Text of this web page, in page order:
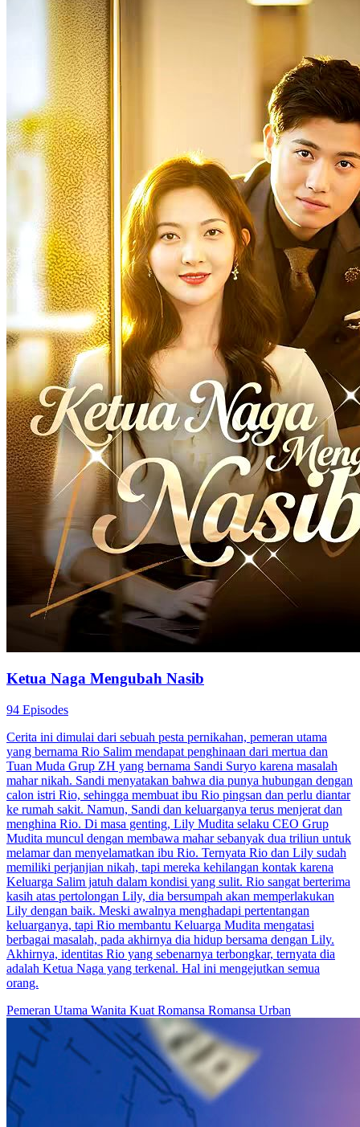
Ketua Naga Mengubah Nasib
94 Episodes
Cerita ini dimulai dari sebuah pesta pernikahan, pemeran utama
yang bernama Rio Salim mendapat penghinaan dari mertua dan
Tuan Muda Grup ZH yang bernama Sandi Suryo karena masalah
mahar nikah. Sandi menyatakan bahwa dia punya hubungan dengan
calon istri Rio, sehingga membuat ibu Rio pingsan dan perlu diantar
ke rumah sakit. Namun, Sandi dan keluarganya terus menjerat dan
menghina Rio. Di masa genting, Lily Mudita selaku CEO Grup
Mudita muncul dengan membawa mahar sebanyak dua triliun untuk
melamar dan menyelamatkan ibu Rio. Ternyata Rio dan Lily sudah
memiliki perjanjian nikah, tapi mereka kehilangan kontak karena
Keluarga Salim jatuh dalam kondisi yang sulit. Rio sangat berterima
kasih atas pertolongan Lily, dia bersumpah akan memperlakukan
Lily dengan baik. Meski awalnya menghadapi pertentangan
keluarganya, tapi Rio membantu Keluarga Mudita mengatasi
berbagai masalah, pada akhirnya dia hidup bersama dengan Lily.
Akhirnya, identitas Rio yang sebenarnya terbongkar, ternyata dia
adalah Ketua Naga yang terkenal. Hal ini mengejutkan semua
orang.
Pemeran Utama Wanita Kuat Romansa Romansa Urban